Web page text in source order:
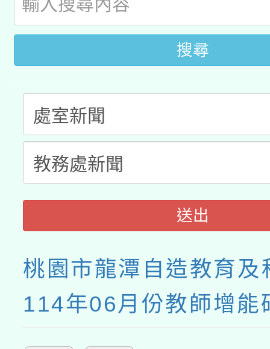
用水績優單位及節水達
動」
開 智慧啟航」
搜尋
送出
桃園市龍潭自造教育及
114年06月份教師增能